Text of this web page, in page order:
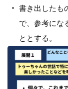
書き出したも
で、参考にな
ととする。